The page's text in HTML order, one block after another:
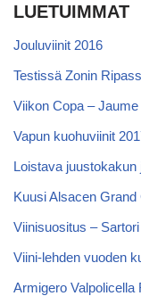
LUETUIMMAT
Jouluviinit 2016
Testissä Zonin
Viikon Copa –
Vapun kuohuviinit
Loistava
Kuusi Alsacen
Viinisuositus –
Viini-lehden vuoden
Armigero Valpolicella